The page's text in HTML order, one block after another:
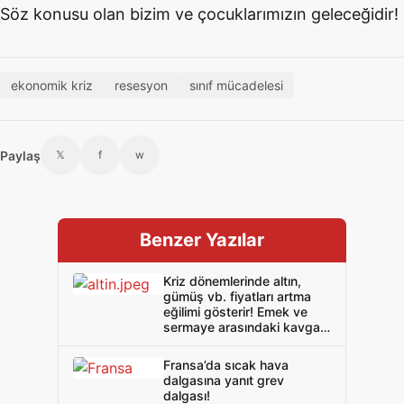
Söz konusu olan bizim ve çocuklarımızın geleceğidir!
ekonomik kriz resesyon sınıf mücadelesi
Paylaş 𝕏 f w
Benzer Yazılar
Kriz dönemlerinde altın,
gümüş vb. fiyatları artma
eğilimi gösterir! Emek ve
sermaye arasındaki kavga
Fransa’da sıcak hava
dalgasına yanıt grev
dalgası!